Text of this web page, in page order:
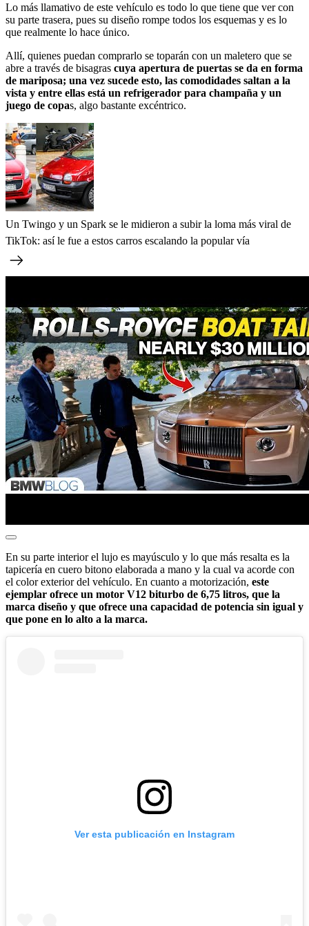
Lo más llamativo de este vehículo es todo lo que tiene que ver con
su parte trasera, pues su diseño rompe todos los esquemas y es lo
que realmente lo hace único.
Allí, quienes puedan comprarlo se toparán con un maletero que se
abre a través de bisagras cuya apertura de puertas se da en forma
de mariposa; una vez sucede esto, las comodidades saltan a la
vista y entre ellas está un refrigerador para champaña y un
juego de copas, algo bastante excéntrico.
Un Twingo y un Spark se le midieron a subir la loma más viral de
TikTok: así le fue a estos carros escalando la popular vía
En su parte interior el lujo es mayúsculo y lo que más resalta es la
tapicería en cuero bitono elaborada a mano y la cual va acorde con
el color exterior del vehículo. En cuanto a motorización, este
ejemplar ofrece un motor V12 biturbo de 6,75 litros, que la
marca diseño y que ofrece una capacidad de potencia sin igual y
que pone en lo alto a la marca.
Ver esta publicación en Instagram